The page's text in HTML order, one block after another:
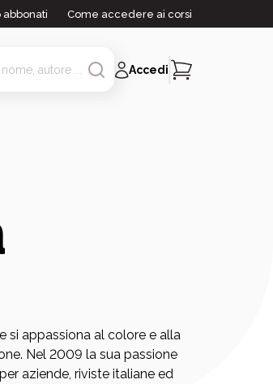
abbonati Come accedere ai corsi
Accedi
si appassiona al colore e alla
Nel 2009 la sua passione
aziende, riviste italiane ed